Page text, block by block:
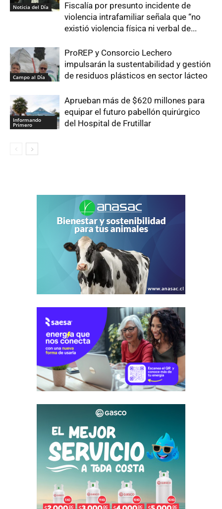
Noticia del Día
Fiscalía por presunto incidente de
violencia intrafamiliar señala que “no
existió violencia física ni verbal de...
Campo al Día
ProREP y Consorcio Lechero
impulsarán la sustentabilidad y gestión
de residuos plásticos en sector lácteo
Informando
Primero
Aprueban más de $620 millones para
equipar el futuro pabellón quirúrgico
del Hospital de Frutillar